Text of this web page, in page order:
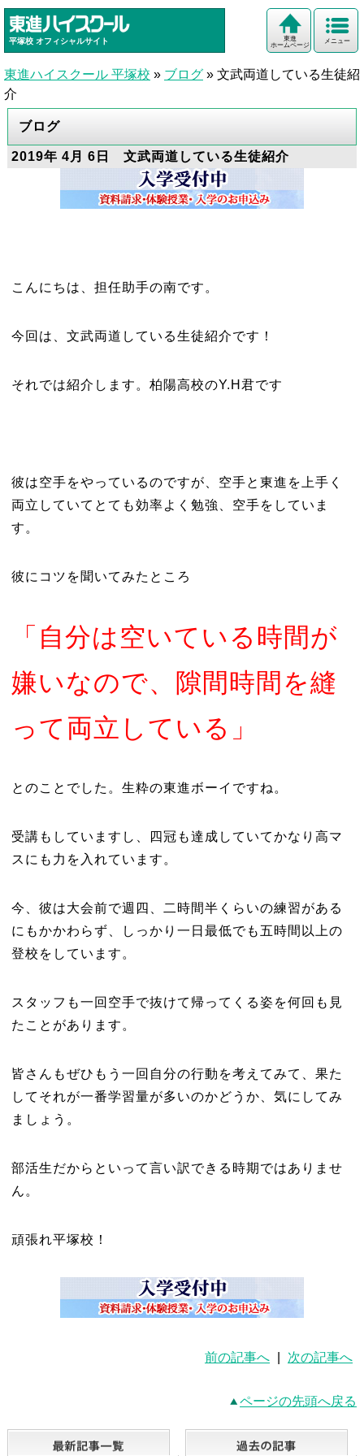
平塚校 オフィシャルサイト メニュー
東進
ホームページ
東進ハイスクール 平塚校 » ブログ » 文武両道している生徒紹
介
ブログ
2019年 4月 6日 文武両道している生徒紹介
こんにちは、担任助手の南です。
今回は、文武両道している生徒紹介です！
それでは紹介します。柏陽高校のY.H君です
彼は空手をやっているのですが、空手と東進を上手く
両立していてとても効率よく勉強、空手をしていま
す。
彼にコツを聞いてみたところ
「自分は空いている時間が
嫌いなので、隙間時間を縫
って両立している」
とのことでした。生粋の東進ボーイですね。
受講もしていますし、四冠も達成していてかなり高マ
スにも力を入れています。
今、彼は大会前で週四、二時間半くらいの練習がある
にもかかわらず、しっかり一日最低でも五時間以上の
登校をしています。
スタッフも一回空手で抜けて帰ってくる姿を何回も見
たことがあります。
皆さんもぜひもう一回自分の行動を考えてみて、果た
してそれが一番学習量が多いのかどうか、気にしてみ
ましょう。
部活生だからといって言い訳できる時期ではありませ
ん。
頑張れ平塚校！
前の記事へ 次の記事へ
ページの先頭へ戻る
最新記事一覧